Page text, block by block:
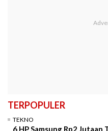
TERPOPULER
TEKNO